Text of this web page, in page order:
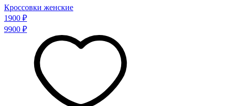
Кроссовки женские
1900 ₽
9900 ₽